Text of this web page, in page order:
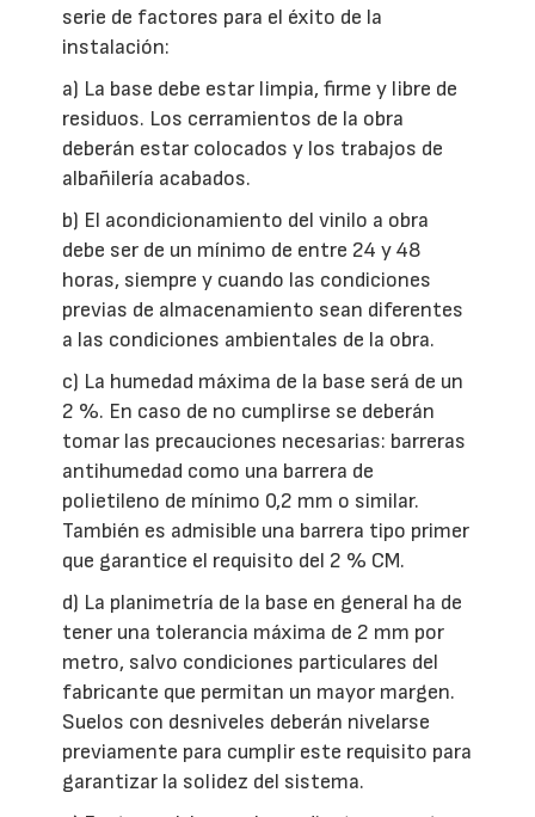
serie de factores para el éxito de la
instalación:
a) La base debe estar limpia, firme y libre de
residuos. Los cerramientos de la obra
deberán estar colocados y los trabajos de
albañilería acabados.
b) El acondicionamiento del vinilo a obra
debe ser de un mínimo de entre 24 y 48
horas, siempre y cuando las condiciones
previas de almacenamiento sean diferentes
a las condiciones ambientales de la obra.
c) La humedad máxima de la base será de un
2 %. En caso de no cumplirse se deberán
tomar las precauciones necesarias: barreras
antihumedad como una barrera de
polietileno de mínimo 0,2 mm o similar.
También es admisible una barrera tipo primer
que garantice el requisito del 2 % CM.
d) La planimetría de la base en general ha de
tener una tolerancia máxima de 2 mm por
metro, salvo condiciones particulares del
fabricante que permitan un mayor margen.
Suelos con desniveles deberán nivelarse
previamente para cumplir este requisito para
garantizar la solidez del sistema.